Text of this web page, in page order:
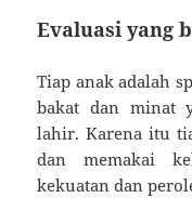
Evaluasi yang
Tiap anak adalah
bakat dan minat
lahir. Karena itu
dan memakai
kekuatan dan